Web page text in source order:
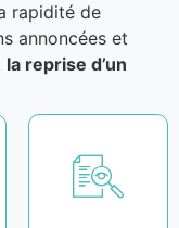
rapidité de
annoncées et
la reprise d’un